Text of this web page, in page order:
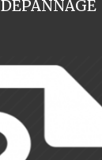
DEPANNAGE